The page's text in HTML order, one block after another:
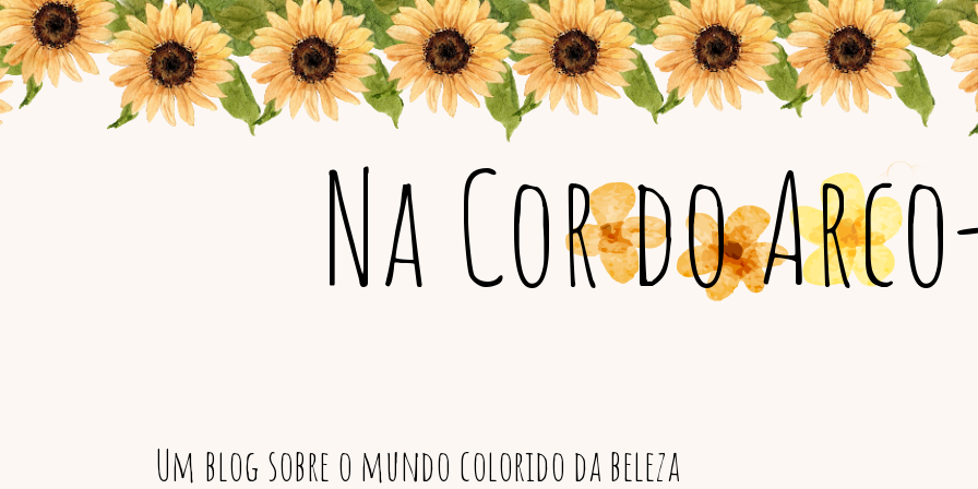
Na Cor do
Um blog sobre o mundo colorido da beleza